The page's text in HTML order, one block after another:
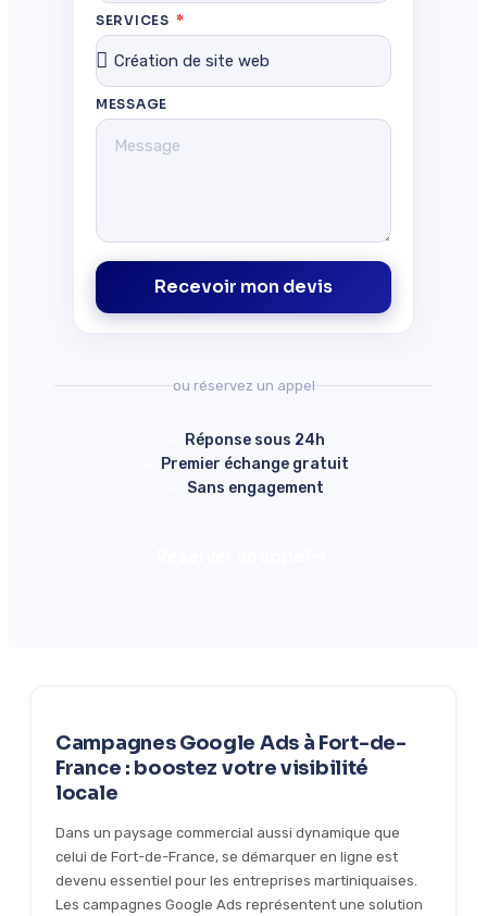
SERVICES
MESSAGE
Recevoir mon devis
ou réservez un appel
Réponse sous 24h
Premier échange gratuit
Sans engagement
Campagnes Google Ads à Fort-de-
France : boostez votre visibilité
locale
Dans un paysage commercial aussi dynamique que
celui de Fort-de-France, se démarquer en ligne est
devenu essentiel pour les entreprises martiniquaises.
Les campagnes Google Ads représentent une solution